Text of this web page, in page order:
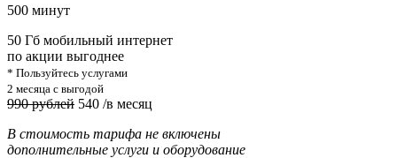
500 минут
50 Гб мобильный интернет
по акции выгоднее
* Пользуйтесь услугами
2 месяца с выгодой
990 рублей 540 /в месяц
В стоимость тарифа не включены
дополнительные услуги и оборудование